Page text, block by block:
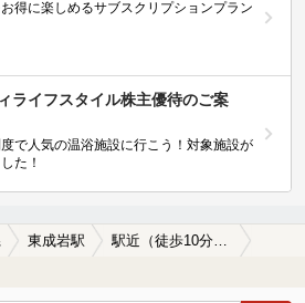
得に楽しめるサブスクリプションプラン
ライフスタイル株主優待のご案
で人気の温浴施設に行こう！対象施設が
た！
東成岩駅 駅近（徒歩10分以内）の東成岩駅近くの温泉、日帰り温泉、スーパー銭湯おすすめ